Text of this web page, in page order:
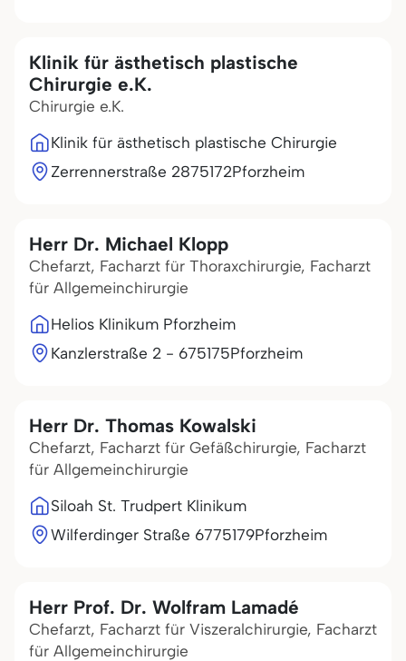
Klinik für ästhetisch plastische
Chirurgie e.K.
Chirurgie e.K.
Klinik für ästhetisch plastische Chirurgie
Zerrennerstraße 2875172Pforzheim
Herr Dr. Michael Klopp
Chefarzt, Facharzt für Thoraxchirurgie, Facharzt
für Allgemeinchirurgie
Helios Klinikum Pforzheim
Kanzlerstraße 2 - 675175Pforzheim
Herr Dr. Thomas Kowalski
Chefarzt, Facharzt für Gefäßchirurgie, Facharzt
für Allgemeinchirurgie
Siloah St. Trudpert Klinikum
Wilferdinger Straße 6775179Pforzheim
Herr Prof. Dr. Wolfram Lamadé
Chefarzt, Facharzt für Viszeralchirurgie, Facharzt
für Allgemeinchirurgie